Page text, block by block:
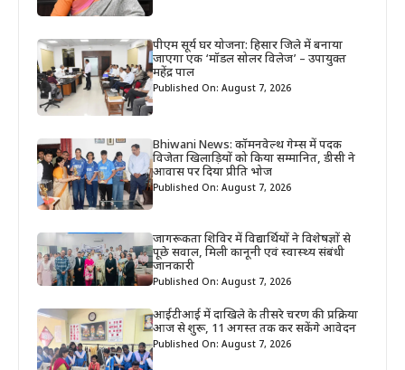
पीएम सूर्य घर योजना: हिसार जिले में बनाया
जाएगा एक ‘मॉडल सोलर विलेज’ – उपायुक्त
महेंद्र पाल
Published On: August 7, 2026
Bhiwani News: कॉमनवेल्थ गेम्स में पदक
विजेता खिलाड़ियों को किया सम्मानित, डीसी ने
आवास पर दिया प्रीति भोज
Published On: August 7, 2026
जागरूकता शिविर में विद्यार्थियों ने विशेषज्ञों से
पूछे सवाल, मिली कानूनी एवं स्वास्थ्य संबंधी
जानकारी
Published On: August 7, 2026
आईटीआई में दाखिले के तीसरे चरण की प्रक्रिया
आज से शुरू, 11 अगस्त तक कर सकेंगे आवेदन
Published On: August 7, 2026